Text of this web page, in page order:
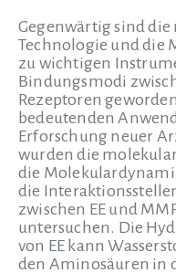
Gegenwärtig sind
Technologie und die
zu wichtigen
Bindungsmodi
Rezeptoren
bedeutenden
Erforschung neuer
wurden die
die
die
zwischen EE und
untersuchen. Die
von EE kann
den Aminosäuren in